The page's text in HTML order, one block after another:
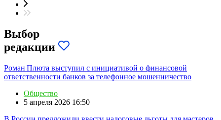
Выбор
редакции
Роман Плюта выступил с инициативой о финансовой
ответственности банков за телефонное мошенничество
Общество
5 апреля 2026 16:50